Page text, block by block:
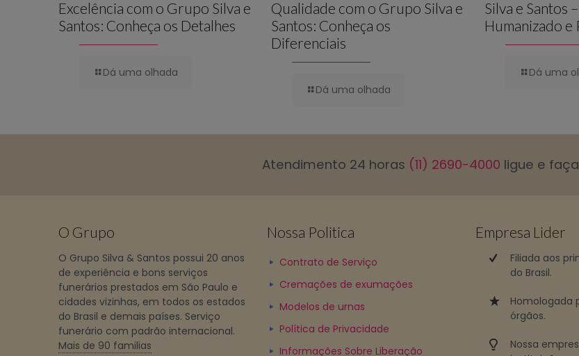
Excelência com o Grupo Silva e
Santos: Conheça os Detalhes
Dá uma olhada
Qualidade com o Grupo Silva e
Santos: Conheça os
Diferenciais
Dá uma olhada
Silva e Santos
Humanizado e
Dá uma
Atendimento 24 horas (11) 2690-4000 ligue e
O Grupo
O Grupo Silva & Santos possui 20 anos
de experiência e bons serviços
funerários prestados em São Paulo e
cidades vizinhas, em todos os estados
do Brasil e demais países. Serviço
funerário com padrão internacional.
Mais de 90 familias
Nossa Politica
Contrato de Serviço
Cremações de exumações
Modelos de urnas
Política de Privacidade
Informações Sobre Liberação
Empresa Lider
Filiada aos
do Brasil.
Homologada
órgãos.
Nossa